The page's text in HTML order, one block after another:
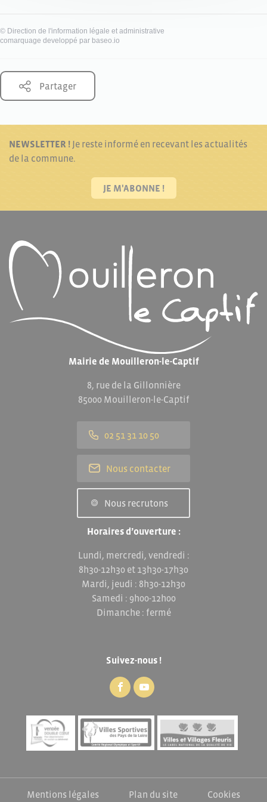
© Direction de l'information légale et administrative
comarquage developpé par baseo.io
Partager
NEWSLETTER ! Je reste informé en recevant les actualités
de la commune.
JE M'ABONNE !
Mairie de Mouilleron-le-Captif
8, rue de la Gillonnière
85000 Mouilleron-le-Captif
02 51 31 10 50
Nous contacter
Nous recrutons
Horaires d’ouverture :
Lundi, mercredi, vendredi :
8h30-12h30 et 13h30-17h30
Mardi, jeudi : 8h30-12h30
Samedi : 9h00-12h00
Dimanche : fermé
Suivez-nous !
Mentions légales Plan du site Cookies